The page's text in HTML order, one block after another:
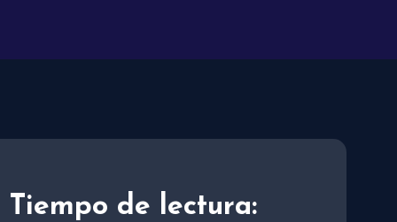
Tiempo de lectura: